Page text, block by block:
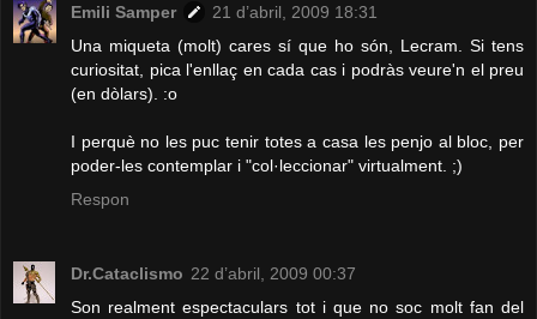
Emili Samper
21 d’abril, 2009 18:31
Una miqueta (molt) cares sí que ho són, Lecram. Si tens
curiositat, pica l'enllaç en cada cas i podràs veure'n el preu
(en dòlars). :o
I perquè no les puc tenir totes a casa les penjo al bloc, per
poder-les contemplar i "col·leccionar" virtualment. ;)
Respon
Dr.Cataclismo 22 d’abril, 2009 00:37
Son realment espectaculars tot i que no soc molt fan del